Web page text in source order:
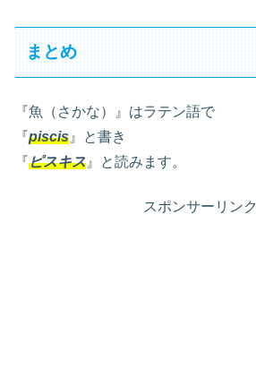
まとめ
『魚（さかな）』はラテン語で
『piscis 』と書き
『ピスキス 』と読みます。
スポンサーリンク